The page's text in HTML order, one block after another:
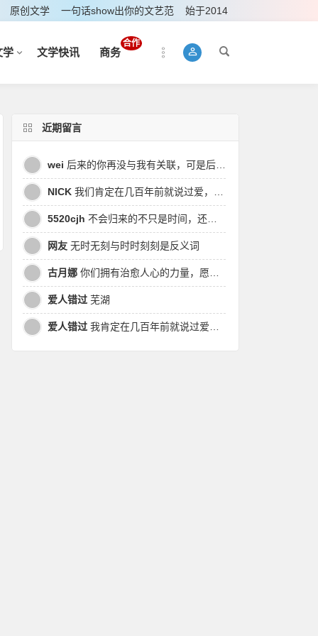
原创文学 一句话show出你的文艺范 始于2014
学 文学快讯 商务
合作
近期留言
wei 后来的你再没与我有关联，可是后来我的时间皆是你，都说地球是个圆，为何兜兜转转却走不到原点
NICK 我们肯定在几百年前就说过爱，今生却错过。此生无悔，与你爱过。茕茕孑立，且看我对酒当歌，与影对酌。
5520cjh 不会归来的不只是时间，还有曾经的我
网友 无时无刻与时时刻刻是反义词
古月娜 你们拥有治愈人心的力量，愿也将丑陋的人性一起泯灭吧！
爱人错过 芜湖
爱人错过 我肯定在几百年前就说过爱你，只是你忘了，我也记不起。我肯定在几百年前就说过爱你，只是你忘了，我也记不起。 走过路过没遇过，回头转头还是错。你我不曾感受过，相撞在街口，相撞在街口。